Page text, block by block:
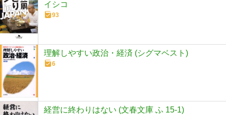
イシコ
93
理解しやすい政治・経済 (シグマベスト)
6
経営に終わりはない (文春文庫 ふ 15-1)